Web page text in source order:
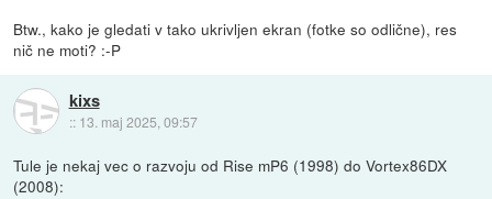
Btw., kako je gledati v tako ukrivljen ekran (fotke so odlične), res
nič ne moti? :-P
kixs
:: 13. maj 2025, 09:57
Tule je nekaj vec o razvoju od Rise mP6 (1998) do Vortex86DX
(2008):